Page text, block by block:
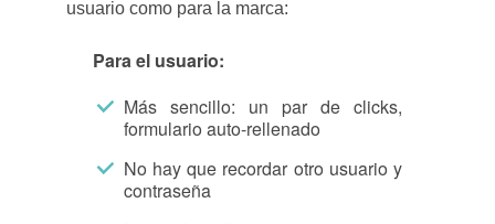
usuario como para la marca:
Para el usuario:
Más sencillo: un par de clicks,
formulario auto-rellenado
No hay que recordar otro usuario y
contraseña